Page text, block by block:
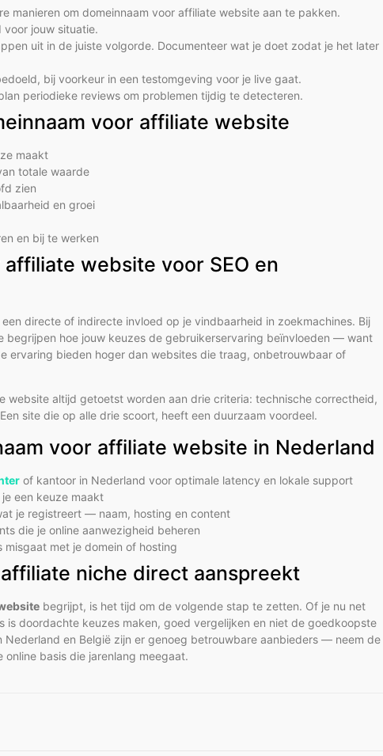
manieren om domeinnaam voor affiliate website aan te pakken.
jouw situatie.
uit in de juiste volgorde. Documenteer wat je doet zodat je het later
bij voorkeur in een testomgeving voor je live gaat.
periodieke reviews om problemen tijdig te detecteren.
voor affiliate website
maakt
totale waarde
zien
en groei
en bij te werken
website voor SEO en
directe of indirecte invloed op je vindbaarheid in zoekmachines. Bij
begrijpen hoe jouw keuzes de gebruikerservaring beïnvloeden — want
ervaring bieden hoger dan websites die traag, onbetrouwbaar of
website altijd getoetst worden aan drie criteria: technische correctheid,
site die op alle drie scoort, heeft een duurzaam voordeel.
voor affiliate website in Nederland
of kantoor in Nederland voor optimale latency en lokale support
een keuze maakt
je registreert — naam, hosting en content
die je online aanwezigheid beheren
met je domein of hosting
niche direct aanspreekt
begrijpt, is het tijd om de volgende stap te zetten. Of je nu net
doordachte keuzes maken, goed vergelijken en niet de goedkoopste
en België zijn er genoeg betrouwbare aanbieders — neem de
basis die jarenlang meegaat.